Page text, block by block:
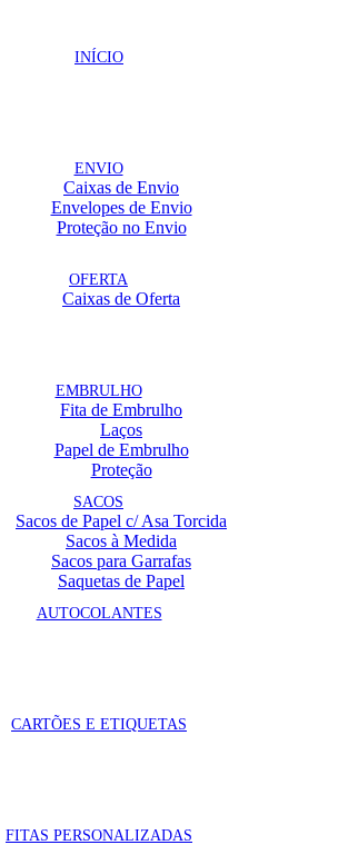
INÍCIO
ENVIO
Caixas de Envio
Envelopes de Envio
Proteção no Envio
OFERTA
Caixas de Oferta
EMBRULHO
Fita de Embrulho
Laços
Papel de Embrulho
Proteção
SACOS
Sacos de Papel c/ Asa Torcida
Sacos à Medida
Sacos para Garrafas
Saquetas de Papel
AUTOCOLANTES
CARTÕES E ETIQUETAS
FITAS PERSONALIZADAS